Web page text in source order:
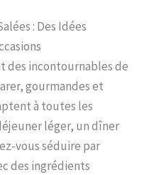
: Des Idées
des incontournables de
gourmandes et
à toutes les
léger, un dîner
vous séduire par
des ingrédients